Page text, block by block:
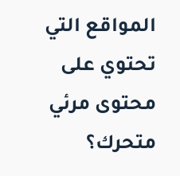
المواقع التي
تحتوي على
محتوى مرئي
متحرك؟